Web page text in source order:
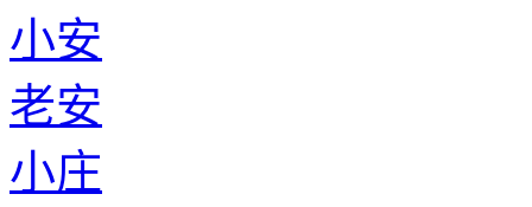
小安
老安
小庄